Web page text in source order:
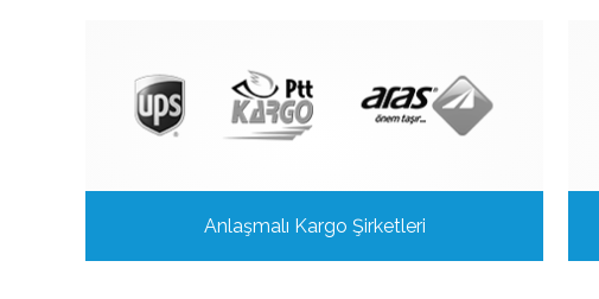
Anlaşmalı Kargo Şirketleri